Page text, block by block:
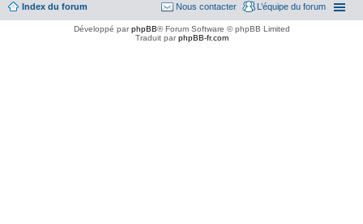
Index du forum L’équipe du forum
Nous contacter
Développé parphpBB® Forum Software © phpBB Limited
Traduit parphpBB-fr.com